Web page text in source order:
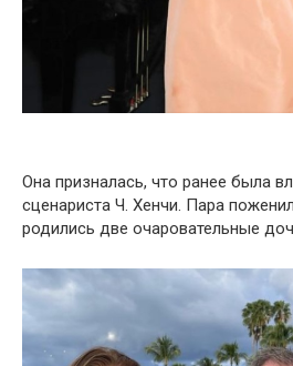
Она призналась, что ранее была
сценариста Ч. Хенчи. Пара
родились две очаровательные